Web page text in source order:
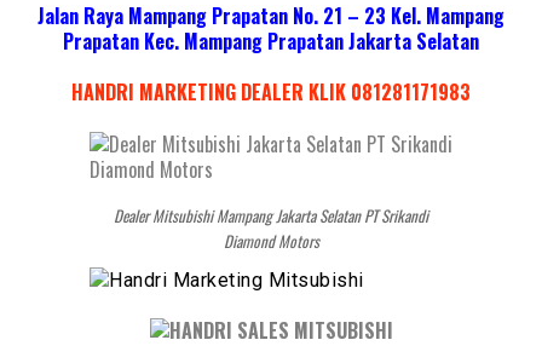
Jalan Raya Mampang Prapatan No. 21 – 23 Kel. Mampang
Prapatan Kec. Mampang Prapatan Jakarta Selatan
HANDRI MARKETING DEALER KLIK 081281171983
Dealer Mitsubishi Mampang Jakarta Selatan PT Srikandi
Diamond Motors